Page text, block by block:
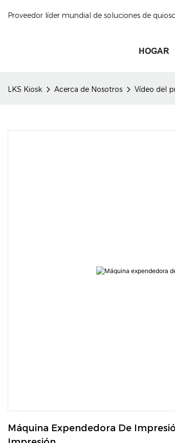
Proveedor líder mundial de soluciones de
HOGAR
LKS Kiosk Acerca de Nosotros Vídeo del
Máquina Expendedora De